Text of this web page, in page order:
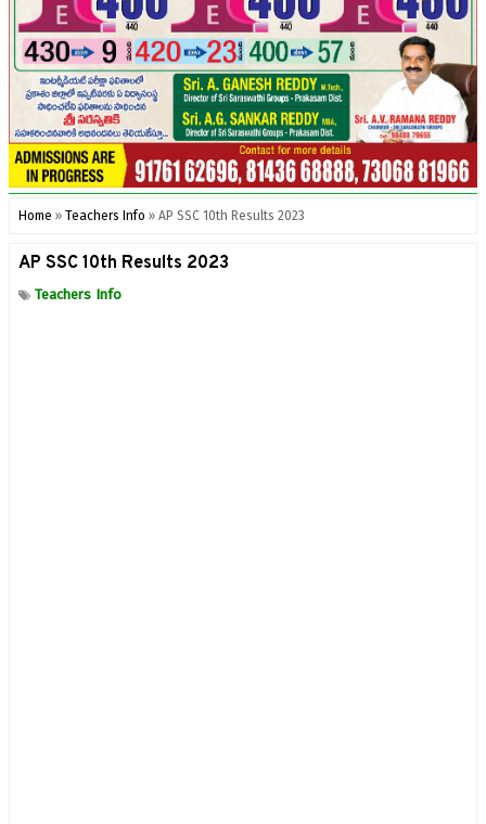
Home » Teachers Info » AP SSC 10th Results 2023
AP SSC 10th Results 2023
Teachers Info